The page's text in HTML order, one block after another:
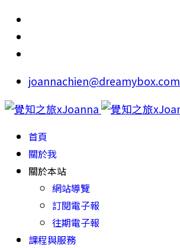
joannachien@dreamybox.com
首頁
關於我
關於本站
網站導覽
訂閱電子報
往期電子報
課程與服務